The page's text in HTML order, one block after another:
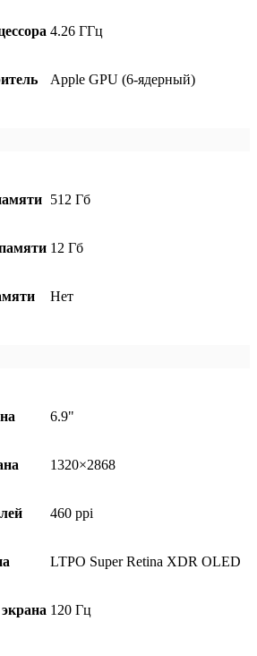
4.26 ГГц
Apple GPU (6-ядерный)
512 Гб
12 Гб
Нет
6.9"
1320×2868
460 ppi
LTPO Super Retina XDR OLED
120 Гц